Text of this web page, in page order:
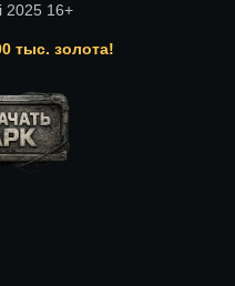
2025 16+
тыс. золота!